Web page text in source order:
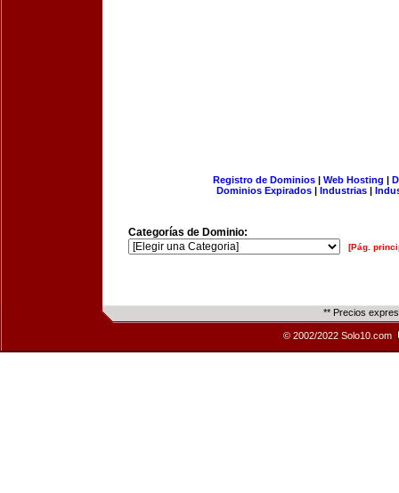
Registro de Dominios| Web Hosting |
Dominios Expirados | Industrias |
Categorías de Dominio:
[Pág.
** Precios
© 2002/2022 Solo10.com